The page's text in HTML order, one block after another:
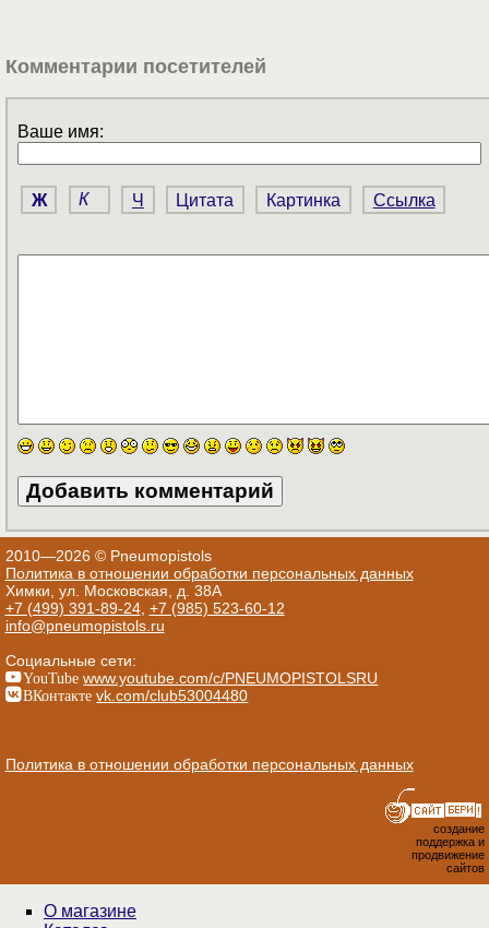
Комментарии посетителей
Ваше имя:
Ж К Ч Цитата Картинка Ссылка
2010—2026 © Pneumopistols
Политика в отношении обработки персональных данных
Химки, ул. Московская, д. 38А
+7 (499) 391-89-24, +7 (985) 523-60-12
info@pneumopistols.ru
Социальные сети:
YouTube www.youtube.com/c/PNEUMOPISTOLSRU
ВКонтакте vk.com/club53004480
Политика в отношении обработки персональных данных
создание
поддержка и
продвижение
сайтов
О магазине